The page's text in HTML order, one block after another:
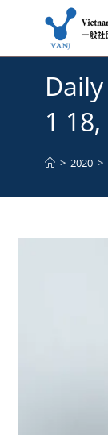
Skip
1
> 2020 >